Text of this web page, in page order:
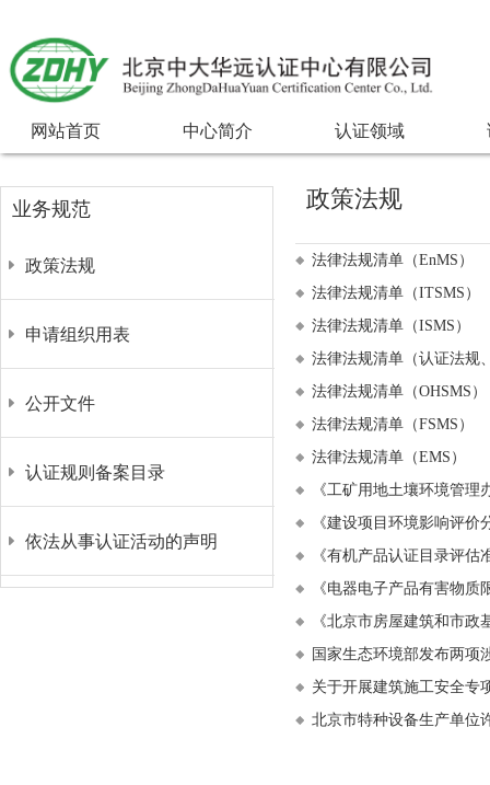
网站首页 中心简介 认证领域
政策法规
法律法规清单（EnMS）
法律法规清单（ITSMS）
法律法规清单（ISMS）
法律法规清单（认证法规
法律法规清单（OHSMS）
法律法规清单（FSMS）
法律法规清单（EMS）
《工矿用地土壤环境管理
《建设项目环境影响评价
《有机产品认证目录评估
《电器电子产品有害物
《北京市房屋建筑和市
国家生态环境部发布两项
关于开展建筑施工安全专
北京市特种设备生产单位
业务规范
政策法规
申请组织用表
公开文件
认证规则备案目录
依法从事认证活动的声明